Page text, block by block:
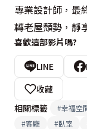
專業設計師，最
轉老屋頹勢，靜
喜歡這部影片嗎?
LINE
收藏
相關標籤
#幸福空
#客廳 #臥室